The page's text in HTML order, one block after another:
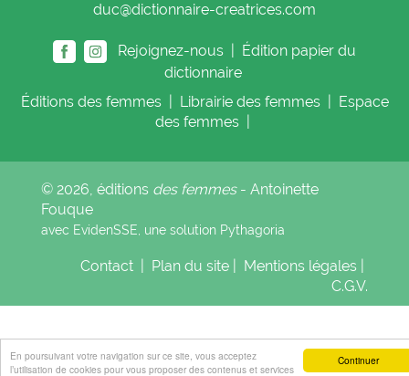
Continuer
En poursuivant votre navigation sur ce site, vous acceptez
l’utilisation de cookies pour vous proposer des contenus et services
duc@dictionnaire-creatrices.com
Rejoignez-nous |
Édition papier du
dictionnaire
Éditions des femmes Librairie des femmes
Espace
des femmes
© 2026, éditions des femmes- Antoinette
Fouque
avec EvidenSSE, une solution Pythagoria
Contact Plan du site Mentions légales
C.G.V.